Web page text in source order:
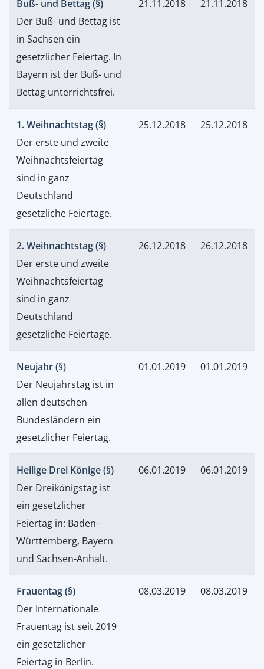
Buß- und Bettag (§)
Der Buß- und Bettag ist
in Sachsen ein
gesetzlicher Feiertag. In
Bayern ist der Buß- und
Bettag unterrichtsfrei.
21.11.2018 21.11.2018
1. Weihnachtstag (§)
Der erste und zweite
Weihnachtsfeiertag
sind in ganz
Deutschland
gesetzliche Feiertage.
25.12.2018 25.12.2018
2. Weihnachtstag (§)
Der erste und zweite
Weihnachtsfeiertag
sind in ganz
Deutschland
gesetzliche Feiertage.
26.12.2018 26.12.2018
Neujahr (§)
Der Neujahrstag ist in
allen deutschen
Bundesländern ein
gesetzlicher Feiertag.
01.01.2019 01.01.2019
Heilige Drei Könige (§)
Der Dreikönigstag ist
ein gesetzlicher
Feiertag in: Baden-
Württemberg, Bayern
und Sachsen-Anhalt.
06.01.2019 06.01.2019
Frauentag (§)
Der Internationale
Frauentag ist seit 2019
ein gesetzlicher
Feiertag in Berlin.
08.03.2019 08.03.2019